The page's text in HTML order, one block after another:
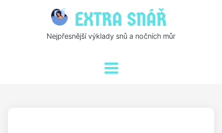
Nejpřesnější výklady snů a nočních můr